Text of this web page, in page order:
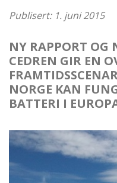
Publisert: 1. juni 2015
NY RAPPORT OG
CEDREN GIR EN
NORGE KAN
BATTERI I